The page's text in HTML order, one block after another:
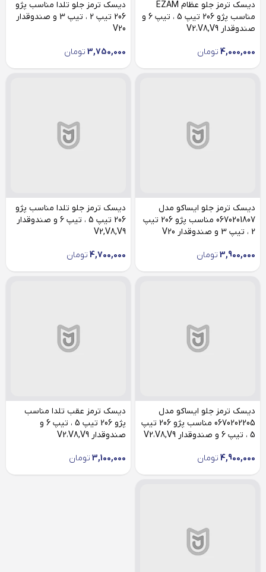
دیسک ترمز جلو عظام EZAM
مناسب پژو 206 تیپ 5 ، تیپ 6 و
صندوقدار V2،V8,V9
4,000,000 تومان
دیسک ترمز جلو تلدا مناسب پژو
206 تیپ 2 ، تیپ 3 و صندوقدار
V20
3,750,000 تومان
دیسک ترمز جلو ایساکو مدل
0670201807 مناسب پژو 206 تیپ
2 ، تیپ 3 و صندوقدار V20
3,900,000 تومان
دیسک ترمز جلو تلدا مناسب پژو
206 تیپ 5 ، تیپ 6 و صندوقدار
V2,V8,V9
4,700,000 تومان
دیسک ترمز جلو ایساکو مدل
0670202205 مناسب پژو 206 تیپ
5 ، تیپ 6 و صندوقدار V2،V8,V9
4,900,000 تومان
دیسک ترمز عقب تلدا مناسب
پژو 206 تیپ 5 ، تیپ 6 و
صندوقدار V2،V8,V9
3,100,000 تومان